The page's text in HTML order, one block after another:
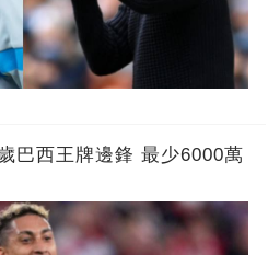
巴西王牌邊鋒 最少6000萬